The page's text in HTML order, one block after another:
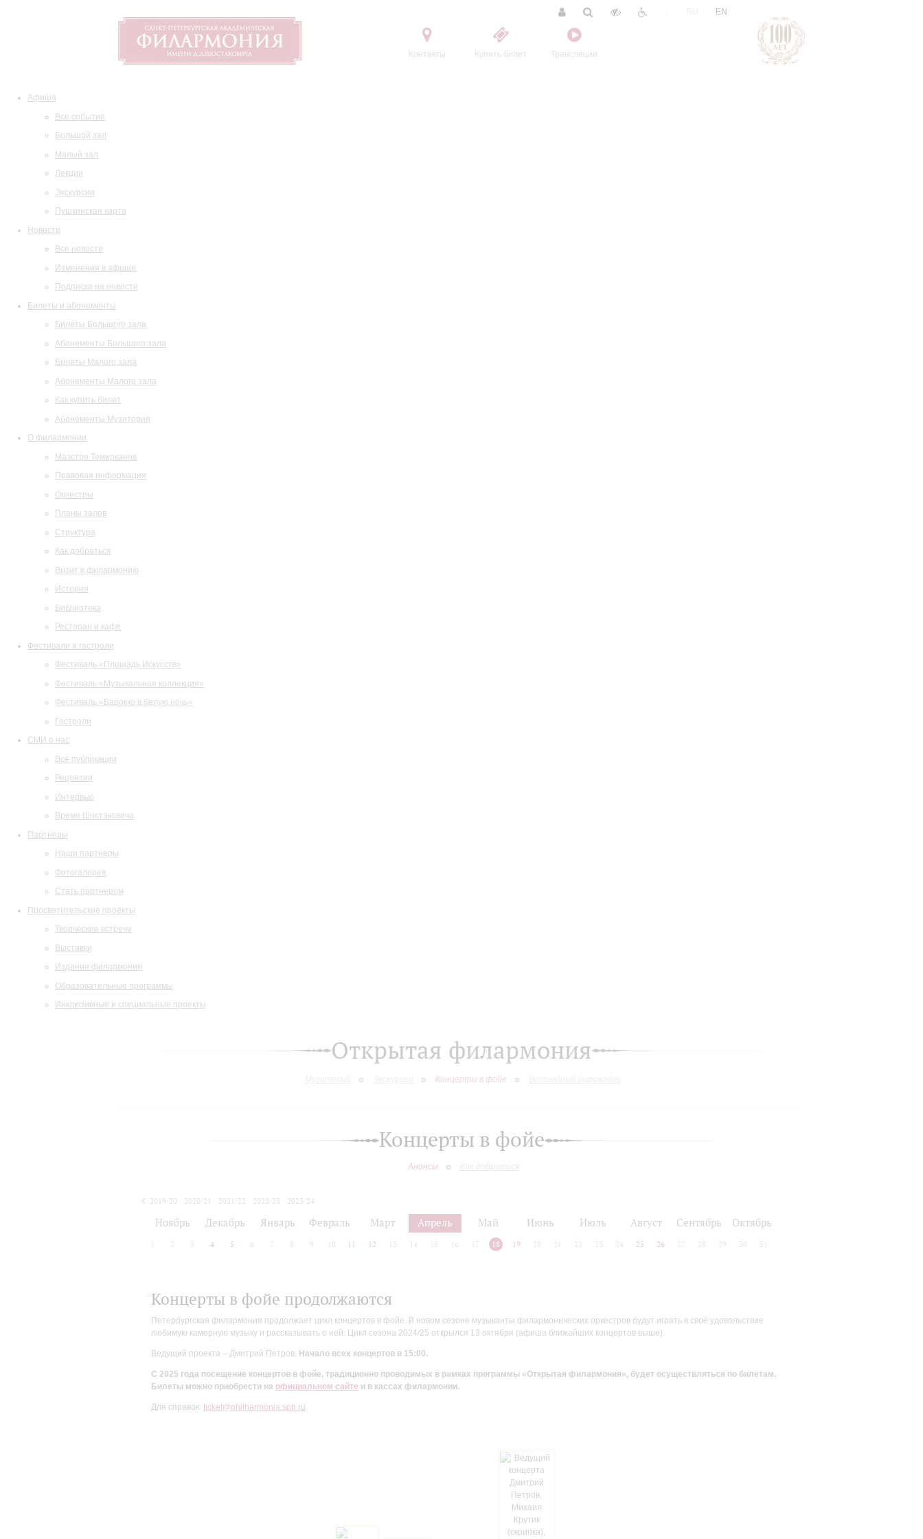
Контакты Купить билет Трансляции
EN
Афиша
Все события
Большой зал
Малый зал
Лекции
Экскурсии
Пушкинская карта
Новости
Все новости
Изменения в афише
Подписка на новости
Билеты и абонементы
Билеты Большого зала
Абонементы Большого зала
Билеты Малого зала
Абонементы Малого зала
Как купить билет
Абонементы Музитория
О филармонии
Маэстро Темирканов
Правовая информация
Оркестры
Планы залов
Структура
Как добраться
Визит в филармонию
История
Библиотека
Ресторан и кафе
Фестивали и гастроли
Фестиваль «Площадь Искусств»
Фестиваль «Музыкальная коллекция»
Фестиваль «Барокко в белую ночь»
Гастроли
СМИ о нас
Все публикации
Рецензии
Интервью
Время Шостаковича
Партнеры
Наши партнеры
Фотогалерея
Стать партнером
Просветительские проекты
Творческие встречи
Выставки
Издания филармонии
Образовательные программы
Инклюзивные и специальные проекты
Открытая филармония
Концерты в фойе
Концерты в фойе
Анонсы Как добраться
2019/20 2020/21 2021/22 2022/23
2023/24
Ноябрь Декабрь Январь Февраль Март Апрель Май Июнь Июль Август Сентябрь Октябрь
2 3 4 5 6 7 8 9 10 11 12 13 14 15 16 17 18 19 20 21 22 23 24 25 26 27 28 29 30 31
Концерты в фойе продолжаются
Петербургская филармония продолжает цикл концертов в фойе. В новом сезоне музыканты филармонических оркестров будут играть в своё удовольствие
любимую камерную музыку и рассказывать о ней. Цикл сезона 2024/25 открылся 13 октября (афиша ближайших концертов выше).
Ведущий проекта – Дмитрий Петров. Начало всех концертов в 15:00.
С 2025 года посещение концертов в фойе, традиционно проводимых в рамках программы «Открытая филармония», будет осуществляться по билетам.
Билеты можно приобрести на официальном сайте и в кассах филармонии.
Для справок: ticket@philharmonia.spb.ru